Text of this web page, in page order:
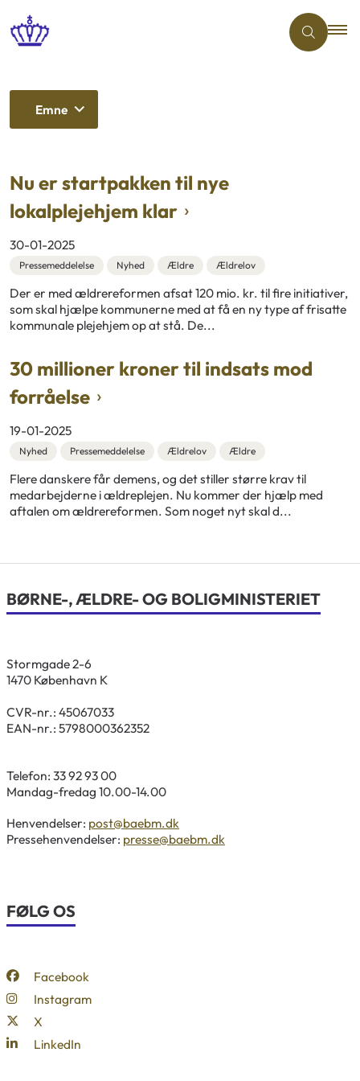
Emne
Nu er startpakken til nye
lokalplejehjem klar
30-01-2025
Pressemeddelelse Nyhed Ældre Ældrelov
Der er med ældrereformen afsat 120 mio. kr. til fire initiativer,
som skal hjælpe kommunerne med at få en ny type af frisatte
kommunale plejehjem op at stå. De...
30 millioner kroner til indsats mod
forråelse
19-01-2025
Nyhed Pressemeddelelse Ældrelov Ældre
Flere danskere får demens, og det stiller større krav til
medarbejderne i ældreplejen. Nu kommer der hjælp med
aftalen om ældrereformen. Som noget nyt skal d...
BØRNE-, ÆLDRE- OG BOLIGMINISTERIET
Stormgade 2-6
1470 København K
CVR-nr.: 45067033
EAN-nr.: 5798000362352
Telefon: 33 92 93 00
Mandag-fredag 10.00-14.00
Henvendelser: post@baebm.dk
Pressehenvendelser: presse@baebm.dk
FØLG OS
Facebook
Instagram
X
LinkedIn